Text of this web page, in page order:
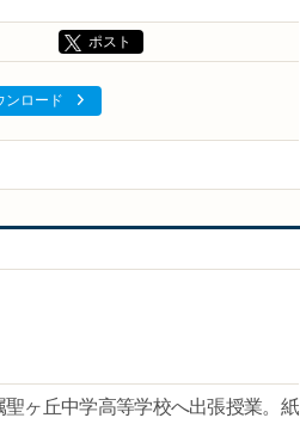
ポスト
ンロード
ヶ丘中学高等学校へ出張授業。紙